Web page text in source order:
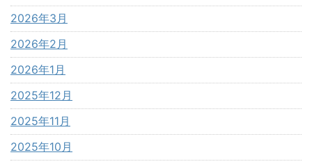
2026年3月
2026年2月
2026年1月
2025年12月
2025年11月
2025年10月